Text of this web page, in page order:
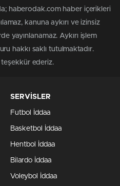
haberodak.com haber içerikleri
kanuna aykırı ve izinsiz
yayınlanamaz. Aykırı işlem
hakkı saklı tutulmaktadır.
teşekkür ederiz.
SERVİSLER
Futbol İddaa
Basketbol İddaa
Hentbol İddaa
Bilardo İddaa
Voleybol İddaa